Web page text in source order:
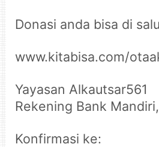
Donasi anda bisa di
www.kitabisa.com/
Yayasan Alkautsar561
Rekening Bank
Konfirmasi ke: